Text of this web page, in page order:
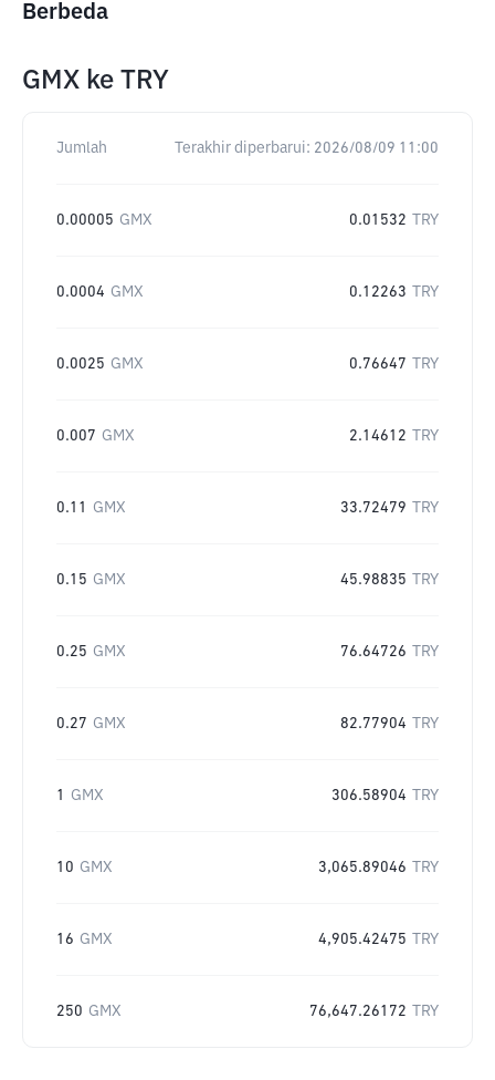
Berbeda
GMX ke TRY
Jumlah Terakhir diperbarui: 2026/08/09 11:00
0.00005 GMX 0.01532 TRY
0.0004 GMX 0.12263 TRY
0.0025 GMX 0.76647 TRY
0.007 GMX 2.14612 TRY
0.11 GMX 33.72479 TRY
0.15 GMX 45.98835 TRY
0.25 GMX 76.64726 TRY
0.27 GMX 82.77904 TRY
1 GMX 306.58904 TRY
10 GMX 3,065.89046 TRY
16 GMX 4,905.42475 TRY
250 GMX 76,647.26172 TRY